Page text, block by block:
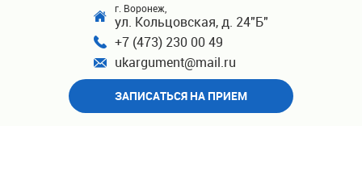
г. Воронеж,
ул. Кольцовская, д. 24"Б"
+7 (473) 230 00 49
ukargument@mail.ru
ЗАПИСАТЬСЯ НА ПРИЕМ